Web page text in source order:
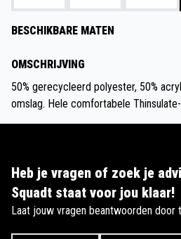
BESCHIKBARE MATEN
OMSCHRIJVING
50% gerecycleerd polyester, 50%
omslag. Hele comfortabele
Heb je vragen of zoek je
Squadt staat voor jou klaar!
Laat jouw vragen beantwoorden door